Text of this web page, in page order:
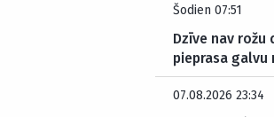
Šodien 07:51
Dzīve nav
pieprasa galvu
07.08.2026 23:34